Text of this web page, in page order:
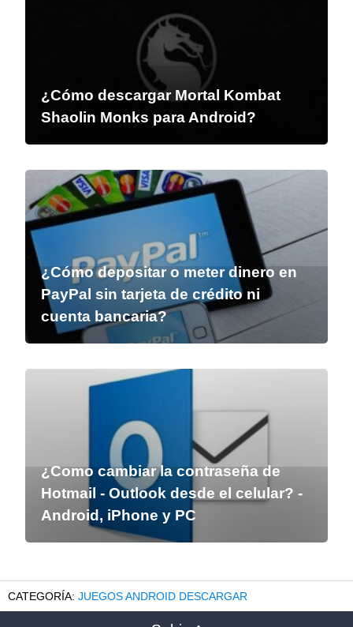
¿Cómo descargar Mortal Kombat
Shaolin Monks para Android?
¿Cómo depositar o meter dinero en
PayPal sin tarjeta de crédito ni
cuenta bancaria?
¿Como cambiar la contraseña de
Hotmail - Outlook desde el celular? -
Android, iPhone y PC
JUEGOS ANDROID DESCARGAR